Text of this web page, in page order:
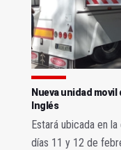
Nueva unidad
Inglés
Estará ubicada en
días 11 y 12 de